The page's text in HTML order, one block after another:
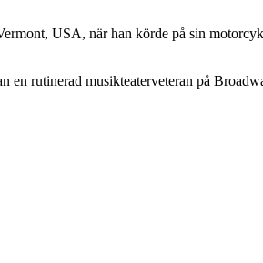
USA, när han körde på sin
rutinerad musikteaterveteran på